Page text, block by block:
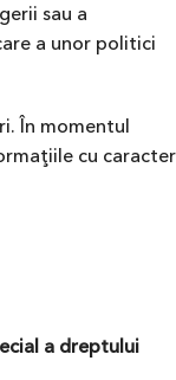
sau a
a unor politici
În momentul
cu caracter
a dreptului